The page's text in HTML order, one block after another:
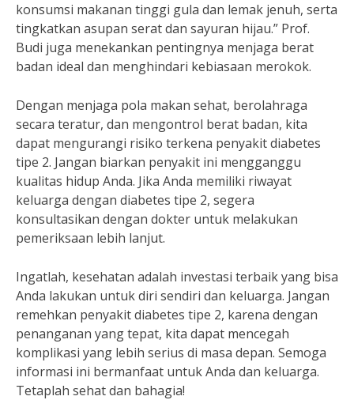
konsumsi makanan tinggi gula dan lemak jenuh, serta
tingkatkan asupan serat dan sayuran hijau.” Prof.
Budi juga menekankan pentingnya menjaga berat
badan ideal dan menghindari kebiasaan merokok.
Dengan menjaga pola makan sehat, berolahraga
secara teratur, dan mengontrol berat badan, kita
dapat mengurangi risiko terkena penyakit diabetes
tipe 2. Jangan biarkan penyakit ini mengganggu
kualitas hidup Anda. Jika Anda memiliki riwayat
keluarga dengan diabetes tipe 2, segera
konsultasikan dengan dokter untuk melakukan
pemeriksaan lebih lanjut.
Ingatlah, kesehatan adalah investasi terbaik yang bisa
Anda lakukan untuk diri sendiri dan keluarga. Jangan
remehkan penyakit diabetes tipe 2, karena dengan
penanganan yang tepat, kita dapat mencegah
komplikasi yang lebih serius di masa depan. Semoga
informasi ini bermanfaat untuk Anda dan keluarga.
Tetaplah sehat dan bahagia!